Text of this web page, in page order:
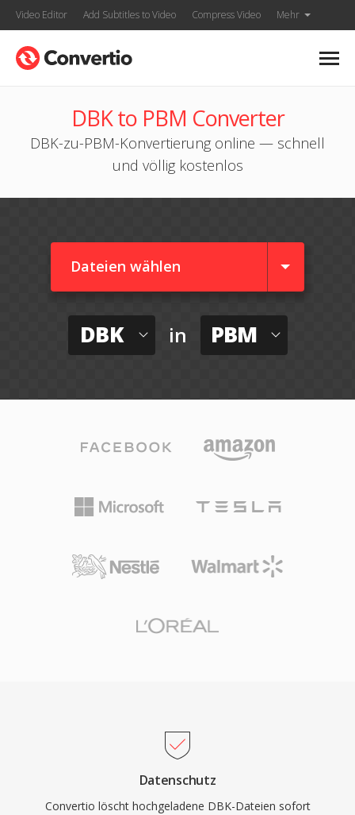
Video Editor Add Subtitles to Video Compress Video Mehr
DBK to PBM Converter
DBK-zu-PBM-Konvertierung online — schnell
und völlig kostenlos
Dateien wählen
DBK in PBM
Datenschutz
Convertio löscht hochgeladene DBK-Dateien sofort